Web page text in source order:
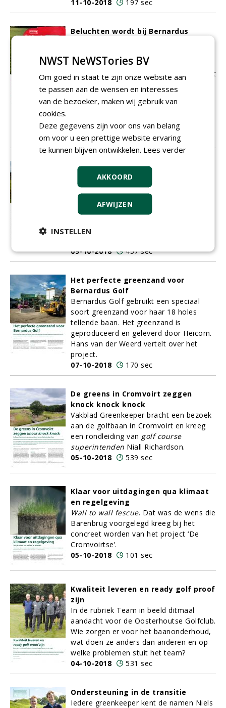
11-10-2018 197 sec
Beluchten wordt bij Bernardus
golfbaan als Bernardus vergt veel van
greenkeepers. Voor de vele taken waaruit
het greenkeepersvak bestaat, worden
dan ook de beste machines gebruikt. Een
machine die bij Bernardus al een tijd
Redexim Verti-Drain 7461.
10-10-2018
85 sec
Klaar voor de toekomst en oog voor
Topkwaliteit was de opdracht bij de
aanleg en grow-in van Bernardus Golf in
Cromvoirt. Greenkeeper nodigde een
Open-baan als mystery guest te
09-10-2018
457 sec
Het perfecte greenzand voor
Bernardus Golf
Bernardus Golf gebruikt een speciaal
soort greenzand voor haar 18 holes
tellende baan. Het greenzand is
geproduceerd en geleverd door Heicom.
Hans van der Weerd vertelt over het
project.
07-10-2018
170 sec
De greens in Cromvoirt zeggen
knock knock knock
Vakblad Greenkeeper bracht een bezoek
aan de golfbaan in Cromvoirt en kreeg
een rondleiding van golf course
superintenden Niall Richardson.
05-10-2018
539 sec
Klaar voor uitdagingen qua klimaat
en regelgeving
Wall to wall fescue. Dat was de wens die
Barenbrug voorgelegd kreeg bij het
concreet worden van het project ‘De
Cromvoirtse’.
05-10-2018
101 sec
Kwaliteit leveren en ready golf proof
zijn
In de rubriek Team in beeld ditmaal
aandacht voor de Oosterhoutse Golfclub.
Wie zorgen er voor het baanonderhoud,
wat doen ze anders dan anderen en op
welke problemen stuit het team?
04-10-2018
531 sec
Ondersteuning in de transitie
Iedere greenkeeper kent de namen Niels
NWST NeWSTories BV
Om goed in staat te zijn onze website aan
te passen aan de wensen en interesses
van de bezoeker, maken wij gebruik van
cookies.
Deze gegevens zijn voor ons van belang
om voor u een prettige website ervaring
te kunnen blijven ontwikkelen. Lees verder
AKKOORD
AFWIJZEN
INSTELLEN